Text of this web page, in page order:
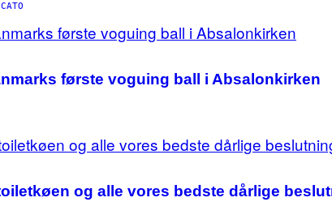
første voguing ball i Absalonkirken
og alle vores bedste dårlige